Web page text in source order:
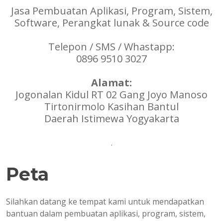
Jasa Pembuatan Aplikasi, Program, Sistem,
Software, Perangkat lunak & Source code
Telepon / SMS / Whastapp:
0896 9510 3027
Alamat:
Jogonalan Kidul RT 02 Gang Joyo Manoso
Tirtonirmolo Kasihan Bantul
Daerah Istimewa Yogyakarta
.
Peta
Silahkan datang ke tempat kami untuk mendapatkan
bantuan dalam pembuatan aplikasi, program, sistem,